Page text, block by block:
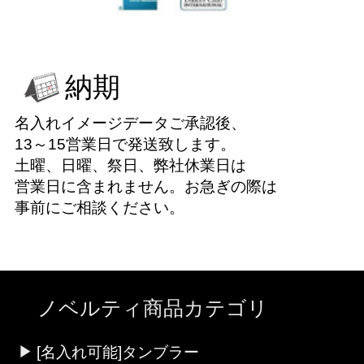
納期
名入れイメージデータご承認後、
13～15営業日で発送致します。
土曜、日曜、祭日、弊社休業日は
営業日に含まれません。お急ぎの際は
事前にご相談ください。
ノベルティ商品カテゴリ
[名入れ可能]タンブラー